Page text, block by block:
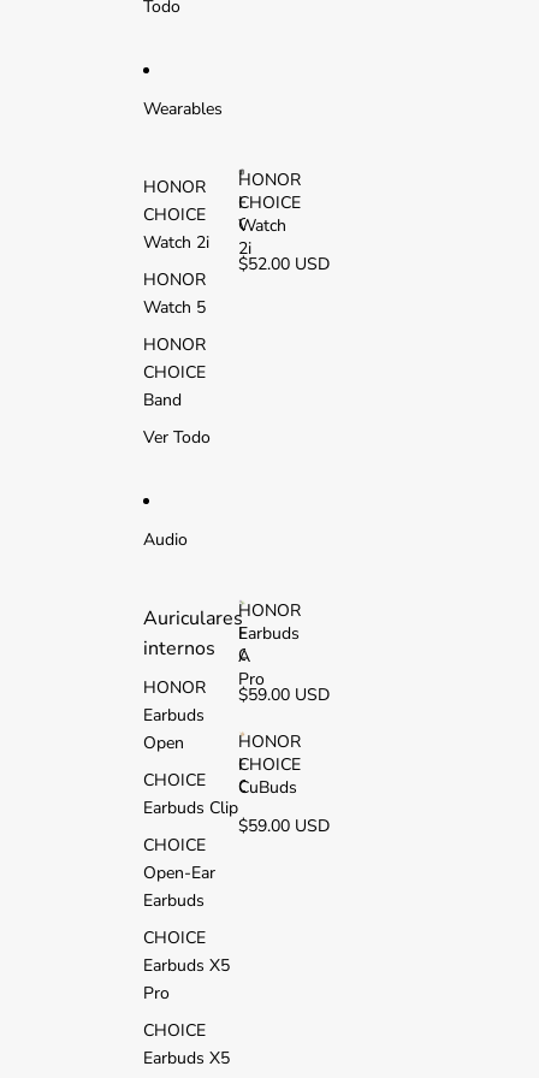
Todo
Wearables
HONOR
CHOICE
Watch 2i
HONOR
Watch 5
HONOR
CHOICE
Band
Ver Todo
HONOR
CHOICE
Watch
2i
H
O
N
O
$52.00 USD
Audio
Auriculares
internos
HONOR
Earbuds
Open
CHOICE
Earbuds Clip
CHOICE
Open-Ear
Earbuds
CHOICE
Earbuds X5
Pro
CHOICE
Earbuds X5
HONOR
Earbuds
A
Pro
H
O
N
O
E
a
r
b
u
$59.00 USD
HONOR
CHOICE
CuBuds
H
O
N
O
$59.00 USD